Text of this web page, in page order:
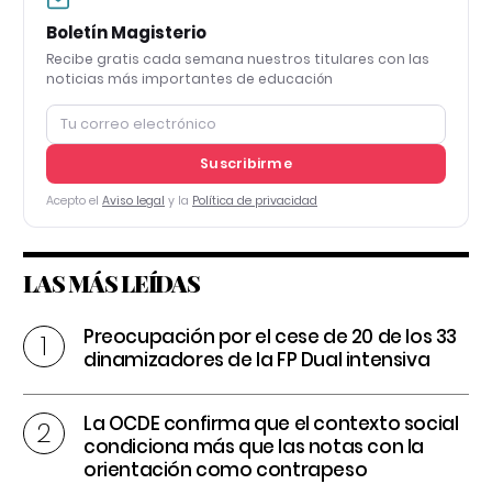
Boletín Magisterio
Recibe gratis cada semana nuestros titulares con las
noticias más importantes de educación
Suscribirme
Acepto el Aviso legal y la Política de privacidad
LAS MÁS LEÍDAS
Preocupación por el cese de 20 de los 33
dinamizadores de la FP Dual intensiva
La OCDE confirma que el contexto social
condiciona más que las notas con la
orientación como contrapeso